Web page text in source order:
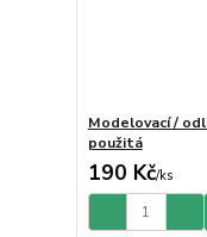
Modelovací /
použitá
190 Kč/ks